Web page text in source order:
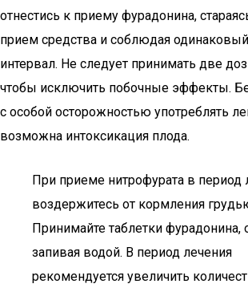
отнестись к приему фурадонина,
прием средства и соблюдая
интервал. Не следует принимать две
чтобы исключить побочные эффекты.
с особой осторожностью употреблять
возможна интоксикация плода.
При приеме нитрофурата в период
воздержитесь от кормления
Принимайте таблетки фурадонина,
запивая водой. В период лечения
рекомендуется увеличить